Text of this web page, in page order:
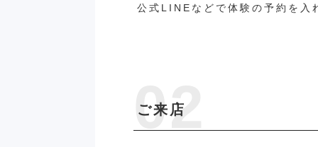
公式LINEなどで体験の予約を入
ご来店